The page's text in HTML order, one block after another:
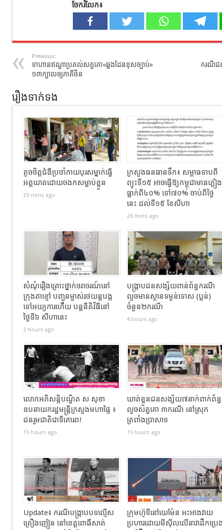
ចែករំលែក៖
Previous:
ទាហានឥណ្ឌាប្រគល់សត្វគោ«ឆ្លងដែនខុសច្បាប់»​
១៣ក្បាលឲ្យភាគីចិន
ករណីជ
រឿងទាក់ទង
តូចចិត្តជំងឺប្រចាំកាយបុរសម្នាក់ធ្វេី
អត្តឃាតដោយចងកសម្លាប់ខ្លួន
20 mins ago
ក្រសួងធនធានទឹក​​៖​ សម្ពាធទាបពី
ព្យុះទី១៥ អាចធ្វើឱ្យកម្ពុជាមានភ្លៀង
ធ្លាក់ពី៤០% ទៅ៧០% ចាប់ពីថ្ងៃ
នេះ ដល់ទី១៥ ខែសីហា
26 mins ago
សំណុំរឿងគ្រោះថ្នាក់ចរាចរណ៍នៅ
ក្រុងតាខ្មៅ បញ្ជូនម្ចាស់រថយន្តបង្ក
ទៅអយ្យការហើយ បន្តនីតិវិធីនៅ
ថ្ងៃទី៦ សីហានេះ
2 hours ago
បង្ក្រាបជនសង្ស័យពាន់ព័ន្ធករណី
លួចមានស្ថានទម្ងន់ទោស (ប្លន់)
ចំនួន២ករណី
4 hours ago
លោកអភិសន្តិបណ្ឌិត ស សុខា
ឧបនាយករដ្ឋមន្រ្តីក្រសួងមហាផ្ទៃ ៖
ជនរួមជាតិជាទីគោរព!
15 hours ago
ឃាត់ខ្លួនជនសង្ស័យ៧នាក់ពាក់ព័ន្ធ
លួចសត្វគោ ៣ករណី នៅស្រុក
ត្រពាំងប្រាសាទ
15 hours ago
Update៖ ករណីបង្ក្រាបបទល្មើស
គ្រឿងញៀន នៅខេត្តពោធិ៍សាត់
ក្រុមហ៊ូទីនៅយេម៉ែន អះអាងវាយ
ប្រហារដោយមីស៊ីលលើនាវាដឹកប្រេ